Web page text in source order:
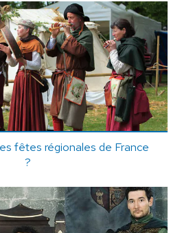
fêtes régionales de France
?